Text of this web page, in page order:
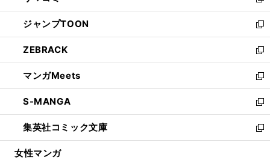
開
く
ウ
で
開
く
ン
ド
ウ
で
開
く
ウ
ィ
ン
ド
ウ
で
開
く
し
い
ウ
ィ
ン
ド
ウ
で
開
く
ジャンプTOON
新
し
い
ウ
ィ
ン
ド
ウ
で
開
ZEBRACK
新
し
い
ウ
ィ
ン
ド
ウ
マンガMeets
新
し
い
ウ
ィ
ン
S-MANGA
新
し
い
ウ
集英社コミック文庫
新
し
女性マンガ